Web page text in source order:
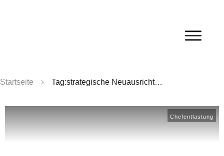
Startseite Tag:strategische Neuausrichtung
Chefentlastung